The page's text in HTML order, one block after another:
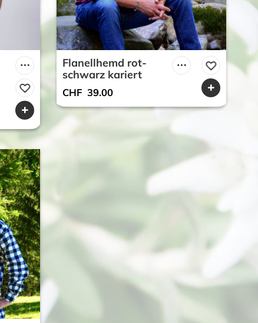
Flanellhemd rot-
schwarz kariert
CHF 39.00